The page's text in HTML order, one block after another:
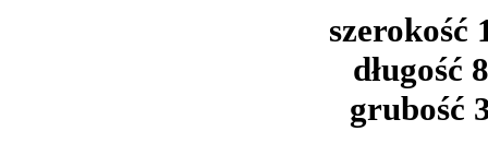
szerokość
długość
grubość